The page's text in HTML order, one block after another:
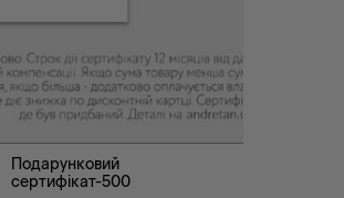
Подарочный
сертификат 500
Подарунковий
сертифікат-500